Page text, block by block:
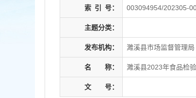
索 引 号： 003094954/202305-
主题分类：
发布机构： 濉溪县市场监督管理局
名 称： 濉溪县2023年食品检
文 号：